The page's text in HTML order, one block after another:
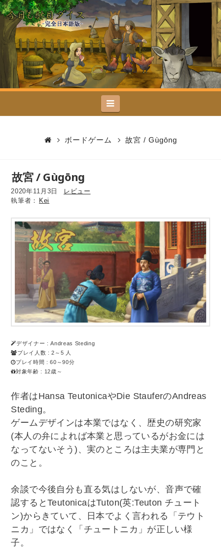
今
日
も
駄
目
イ
ス
Navigation
ボードゲーム 故宮 / Gùgōng
故宮 / Gùgōng
2020年11月3日
レビュー
Kei
デザイナー : Andreas Steding
プレイ人数 : 2～5 人
プレイ時間 : 60～90分
対象年齢 : 12歳～
作者はHansa TeutonicaやDie StauferのAndreas
Steding。
ゲームデザインは本業ではなく、歴史の研究家
(本人の弁によれば本業と思っているがお金には
なってないそう)、実のところは主夫業が専門と
のこと。
余談で今後自分も直る気はしないが、音声で確
認するとTeutonicaはTuton(英:Teuton チュート
ン)からきていて、日本でよく言われる「テウト
ニカ」ではなく「チュートニカ」が正しい様
子。